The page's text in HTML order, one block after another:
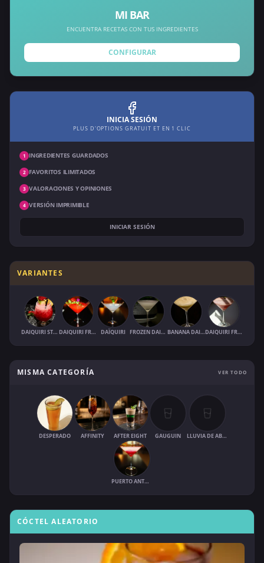
MI BAR
ENCUENTRA RECETAS CON TUS INGREDIENTES
CONFIGURAR
INICIA SESIÓN
PLUS D'OPTIONS GRATUIT ET EN 1 CLIC
1 INGREDIENTES GUARDADOS
2 FAVORITOS ILIMITADOS
3 VALORACIONES Y OPINIONES
4 VERSIÓN IMPRIMIBLE
INICIAR SESIÓN
VARIANTES
DAIQUIRI STRAWBERRY DAIQUIRI FRAISE MENTHE DAÏQUIRI FROZEN DAIQUIRI BANANA DAIQUIRI (FROZEN) DAIQUIRI FRAISE
MISMA CATEGORÍA VER TODO
DESPERADO AFFINITY AFTER EIGHT GAUGUIN LLUVIA DE ABRIL
PUERTO ANTONIO
CÓCTEL ALEATORIO